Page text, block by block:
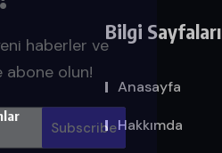
olun!
Bilgi Sayfaları
Anasayfa
Hakkımda